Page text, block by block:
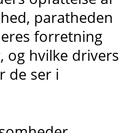
paratheden
forretning
og hvilke drivers
de ser i